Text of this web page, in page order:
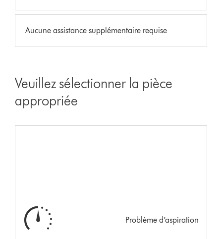
Aucune assistance supplémentaire requise
Veuillez sélectionner la pièce
appropriée
Problème d’aspiration